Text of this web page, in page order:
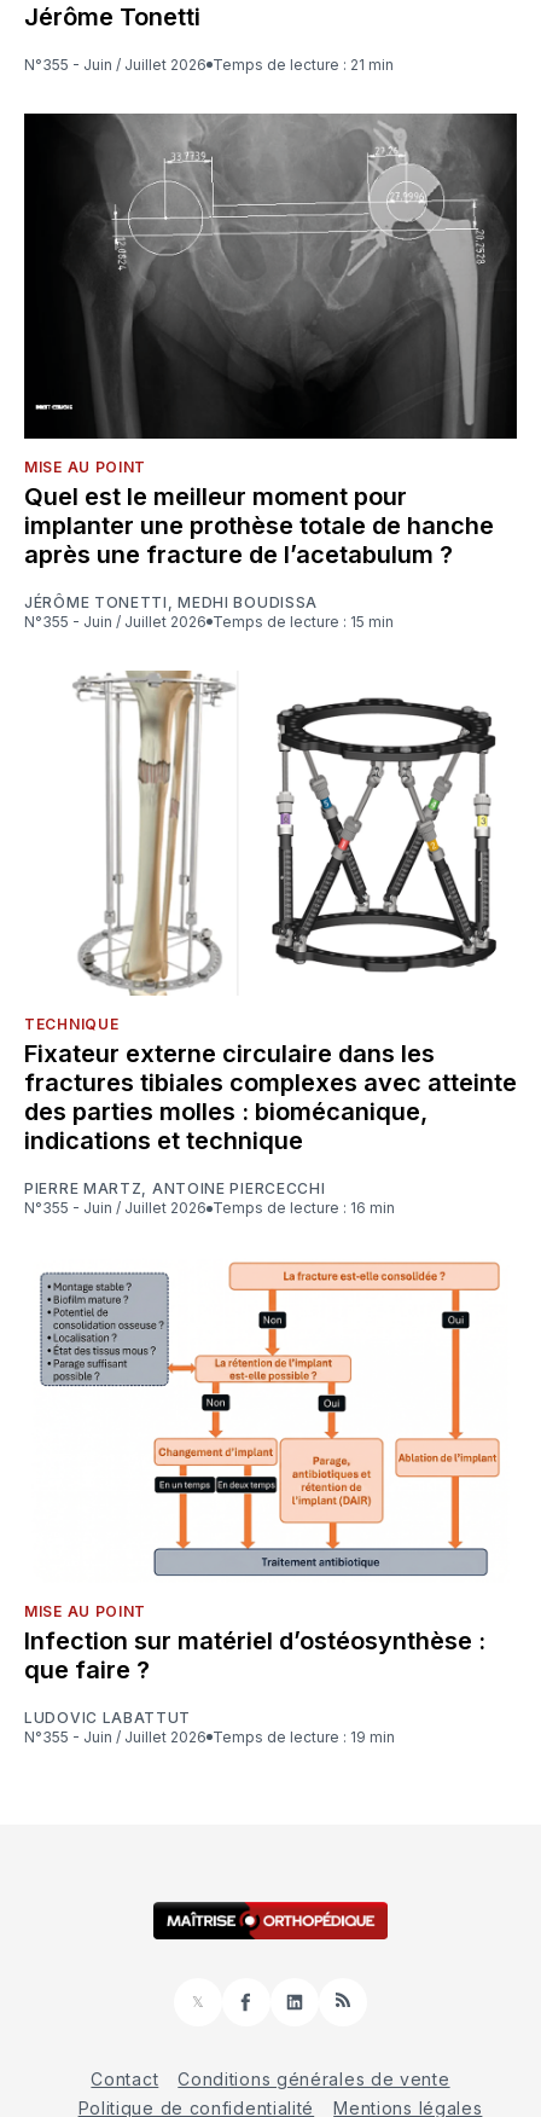
Jérôme Tonetti
N°355 - Juin / Juillet 2026 Temps de lecture : 21 min
MISE AU POINT
Quel est le meilleur moment pour
implanter une prothèse totale de hanche
après une fracture de l’acetabulum ?
JÉRÔME TONETTI ,MEDHI BOUDISSA
N°355 - Juin / Juillet 2026
Temps de lecture : 15 min
TECHNIQUE
Fixateur externe circulaire dans les
fractures tibiales complexes avec atteinte
des parties molles : biomécanique,
indications et technique
PIERRE MARTZ, ANTOINE PIERCECCHI
N°355 - Juin / Juillet 2026
Temps de lecture : 16 min
MISE AU POINT
Infection sur matériel d’ostéosynthèse :
que faire ?
LUDOVIC LABATTUT
N°355 - Juin / Juillet 2026
Temps de lecture : 19 min
𝕏
FacebookLinkedInRSS
Contact
Conditions générales de vente
Politique de confidentialité
Mentions légales